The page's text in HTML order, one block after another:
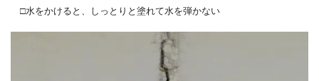
□水をかけると、しっとりと塗れて水を弾かない